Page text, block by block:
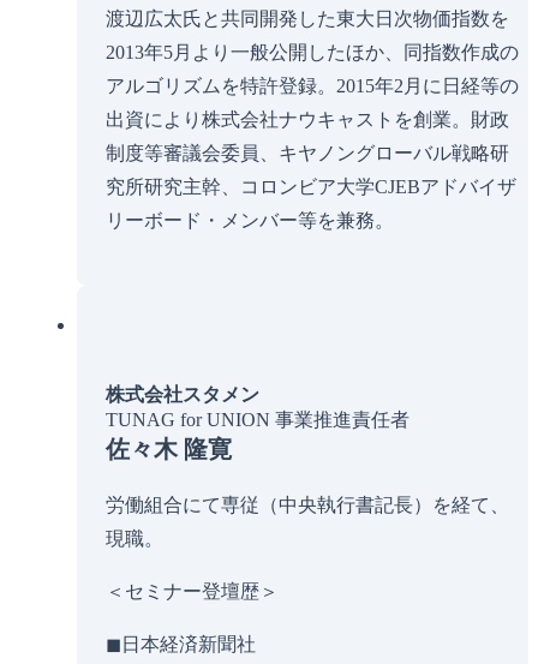
渡辺広太氏と共同開発した東大日次物価指数を
2013年5月より一般公開したほか、同指数作成の
アルゴリズムを特許登録。2015年2月に日経等の
出資により株式会社ナウキャストを創業。財政
制度等審議会委員、キヤノングローバル戦略研
究所研究主幹、コロンビア大学CJEBアドバイザ
リーボード・メンバー等を兼務。
株式会社スタメン
TUNAG for UNION 事業推進責任者
佐々木 隆寛
労働組合にて専従（中央執行書記長）を経て、
現職。
＜セミナー登壇歴＞
◼︎日本経済新聞社